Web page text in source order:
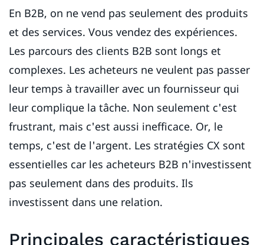
En B2B, on ne vend pas seulement des produits
et des services. Vous vendez des expériences.
Les parcours des clients B2B sont longs et
complexes. Les acheteurs ne veulent pas passer
leur temps à travailler avec un fournisseur qui
leur complique la tâche. Non seulement c'est
frustrant, mais c'est aussi inefficace. Or, le
temps, c'est de l'argent. Les stratégies CX sont
essentielles car les acheteurs B2B n'investissent
pas seulement dans des produits. Ils
investissent dans une relation.
Principales caractéristiques